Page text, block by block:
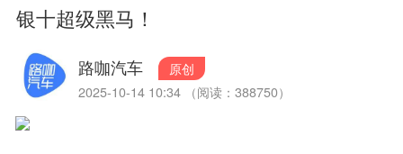
银十超级黑马！
路咖汽车
原创
2025-10-14 10:34 （阅读：388750）